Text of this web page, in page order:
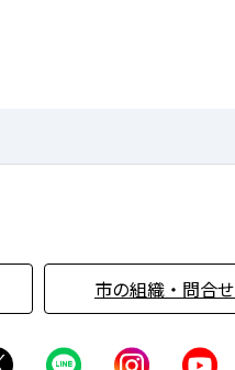
市の組織・問合せ